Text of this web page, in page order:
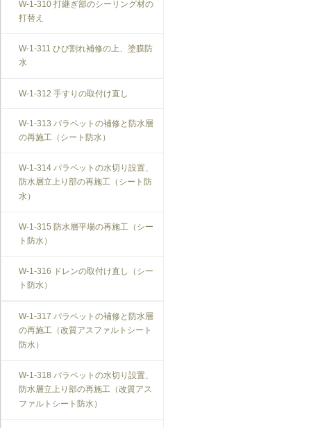
W-1-310 打継ぎ部のシーリング材の
打替え
W-1-311 ひび割れ補修の上、塗膜防
水
W-1-312 手すりの取付け直し
W-1-313 パラペットの補修と防水層
の再施工（シート防水）
W-1-314 パラペットの水切り設置、
防水層立上り部の再施工（シート防
水）
W-1-315 防水層平場の再施工（シー
ト防水）
W-1-316 ドレンの取付け直し（シー
ト防水）
W-1-317 パラペットの補修と防水層
の再施工（改質アスファルトシート
防水）
W-1-318 パラペットの水切り設置、
防水層立上り部の再施工（改質アス
ファルトシート防水）